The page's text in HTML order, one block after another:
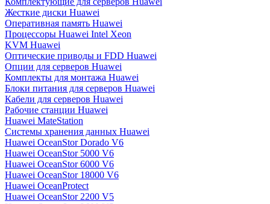
Жесткие диски Huawei
Оперативная память Huawei
Процессоры Huawei Intel Xeon
KVM Huawei
Оптические приводы и FDD Huawei
Опции для серверов Huawei
Комплекты для монтажа Huawei
Блоки питания для серверов Huawei
Кабели для серверов Huawei
Рабочие станции Huawei
Huawei MateStation
Системы хранения данных Huawei
Huawei OceanStor Dorado V6
Huawei OceanStor 5000 V6
Huawei OceanStor 6000 V6
Huawei OceanStor 18000 V6
Huawei OceanProtect
Huawei OceanStor 2200 V5